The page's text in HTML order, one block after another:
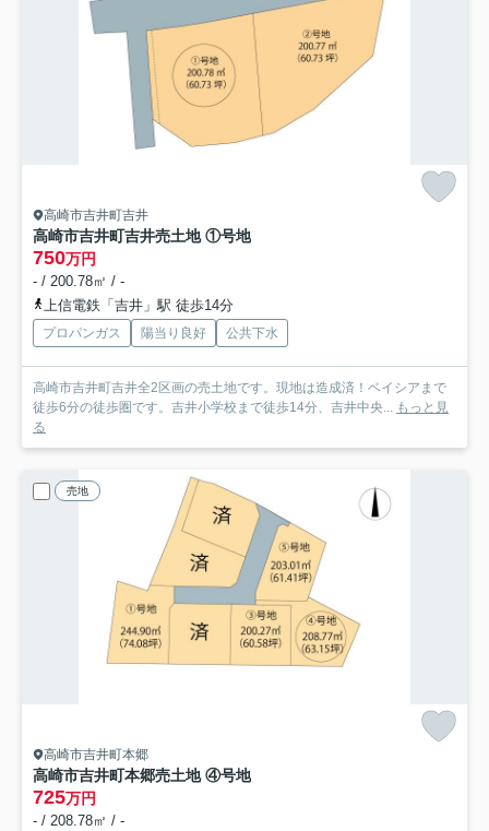
高崎市吉井町吉井
高崎市吉井町吉井売土地 ①号地
750万円
- / 200.78㎡ / -
上信電鉄「吉井」駅 徒歩14分
プロパンガス 陽当り良好 公共下水
高崎市吉井町吉井全2区画の売土地です。現地は造成済！ベイシアまで
徒歩6分の徒歩圏です。吉井小学校まで徒歩14分、吉井中央... もっと見
る
売地
高崎市吉井町本郷
高崎市吉井町本郷売土地 ④号地
725万円
- / 208.78㎡ / -